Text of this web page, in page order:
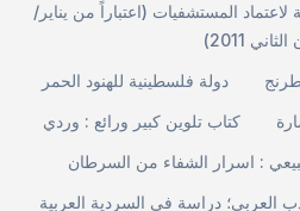
لاعتماد المستشفيات (اعتباراً من يناير/
2011)
دولة فلسطينية للهنود الحمر
كتاب تلوين كبير ورائع : وردي
: اسرار الشفاء من السرطان
العربي؛ دراسة في السردية العربية